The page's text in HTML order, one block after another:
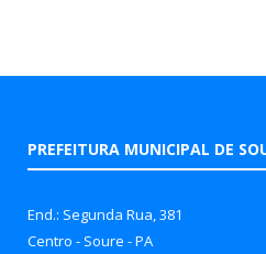
PREFEITURA MUNICIPAL DE
End.: Segunda Rua, 381
Centro - Soure - PA